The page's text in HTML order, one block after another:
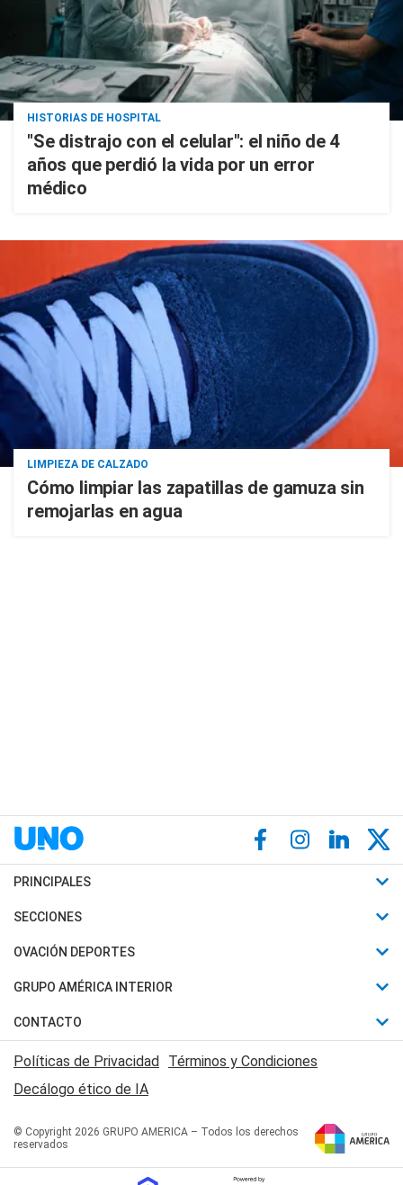
HISTORIAS DE HOSPITAL
"Se distrajo con el celular": el niño de 4
años que perdió la vida por un error
médico
LIMPIEZA DE CALZADO
Cómo limpiar las zapatillas de gamuza sin
remojarlas en agua
PRINCIPALES
Últimas Noticias
Política
Judiciales
Economia
SECCIONES
Horóscopo
Motores
Trucos caseros
Series y Películas
Edictos y Solicitadas
OVACIÓN DEPORTES
Fútbol
Mundial
Automovilismo
Rugby
Tenis
Básquet
GRUPO AMÉRICA INTERIOR
Canal 7 en Vivo
San Juan 8
CONTACTO
Acerca de Nosotros
Contactanos
Políticas de Privacidad Términos y Condiciones
Decálogo ético de IA
© Copyright 2026 GRUPO AMERICA – Todos los derechos
reservados